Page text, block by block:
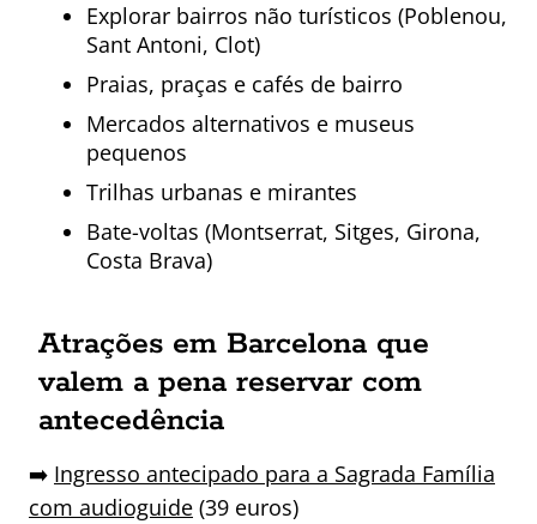
Explorar bairros não turísticos (Poblenou,
Sant Antoni, Clot)
Praias, praças e cafés de bairro
Mercados alternativos e museus
pequenos
Trilhas urbanas e mirantes
Bate-voltas (Montserrat, Sitges, Girona,
Costa Brava)
Atrações em Barcelona que
valem a pena reservar com
antecedência
➡️ Ingresso antecipado para a Sagrada Família
com audioguide (39 euros)